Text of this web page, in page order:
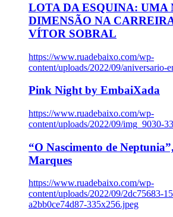
LOTA DA ESQUINA: UMA
DIMENSÃO NA
VÍTOR SOBRAL
https://www.ruadebaixo.com/wp-
content/uploads/2022/09/aniversario-
Pink Night by EmbaiXada
https://www.ruadebaixo.com/wp-
content/uploads/2022/09/img_9030-
“O Nascimento de
Marques
https://www.ruadebaixo.com/wp-
content/uploads/2022/09/2dc75683-
a2bb0ce74d87-335x256.jpeg